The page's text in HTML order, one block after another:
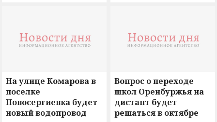
На улице Комарова в
поселке
Новосергиевка будет
новый водопровод
Вопрос о переходе
школ Оренбуржья на
дистант будет
решаться в октябре